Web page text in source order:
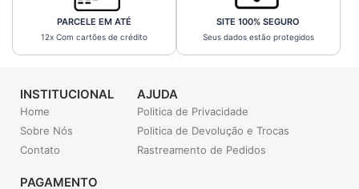
PARCELE EM ATÉ
12x Com cartões de crédito
SITE 100% SEGURO
Seus dados estão protegidos
INSTITUCIONAL
Home
Sobre Nós
Contato
AJUDA
Politica de Privacidade
Politica de Devolução e Trocas
Rastreamento de Pedidos
PAGAMENTO